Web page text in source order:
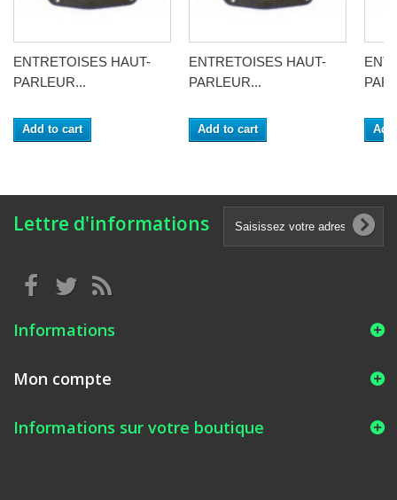
ENTRETOISES HAUT-
PARLEUR...
Add to cart
ENTRETOISES HAUT-
PARLEUR...
Add to cart
Lettre d'informations
Informations
Mon compte
Informations sur votre boutique